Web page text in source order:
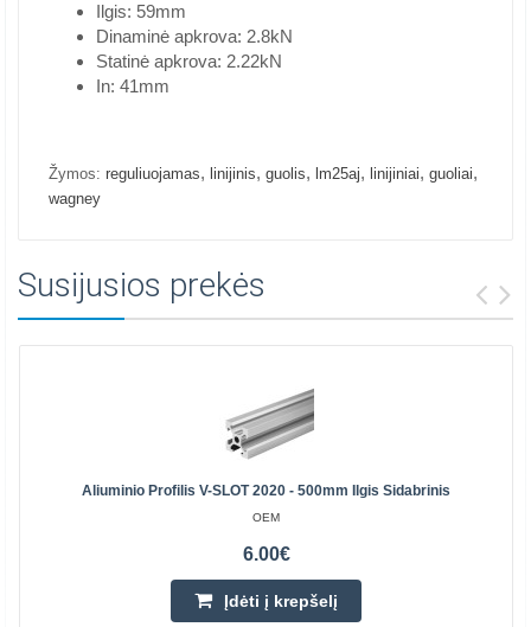
Ilgis: 59mm
Dinaminė apkrova: 2.8kN
Statinė apkrova: 2.22kN
In: 41mm
Žymos: reguliuojamas, linijinis, guolis, lm25aj, linijiniai, guoliai,
wagney
Susijusios prekės
Aliuminio Profilis V-SLOT 2020 - 500mm Ilgis Sidabrinis
OEM
6.00€
Įdėti į krepšelį